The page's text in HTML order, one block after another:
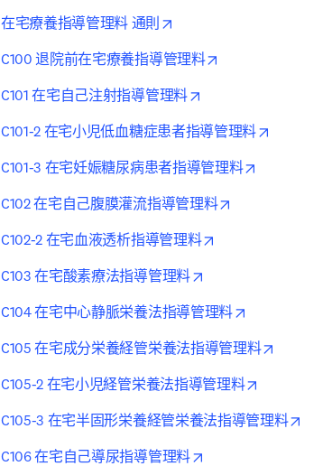
在宅療養指導管理料 通則
C100 退院前在宅療養指導管理料 opens in new
C101 在宅自己注射指導管理料
C101-2 在宅小児低血糖症患者指導管理料 opens
C101-3 在宅妊娠糖尿病患者指導管理料 opens in
C102 在宅自己腹膜灌流指導管理料 opens in new
C102-2 在宅血液透析指導管理料 opens in new
C103 在宅酸素療法指導管理料
C104 在宅中心静脈栄養法指導管理料 opens in
C105 在宅成分栄養経管栄養法指導管理料 opens
C105-2 在宅小児経管栄養法指導管理料 opens in
C105-3 在宅半固形栄養経管栄養法指導管理料
C106 在宅自己導尿指導管理料